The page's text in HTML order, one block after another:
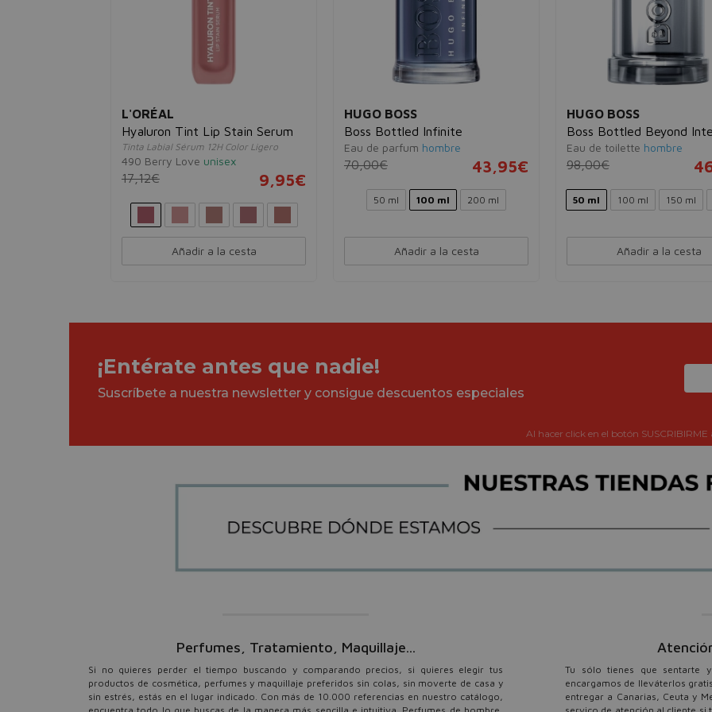
L'ORÉAL
Hyaluron Tint Lip Stain Serum
Tinta Labial Sérum 12H Color Ligero
490 Berry Love unisex
17,12€ 9,95€
Añadir a la cesta
HUGO BOSS
Boss Bottled Infinite
Eau de parfum hombre
70,00€ 43,95€
50 ml 100 ml 200 ml
Añadir a la cesta
HUGO BOSS
Boss Bottled Beyond
Eau de toilette hombre
98,00€
50 ml 100 ml 150 ml
Añadir a la cesta
¡Entérate antes que nadie!
Suscríbete a nuestra newsletter y consigue descuentos especiales
Al hacer click en el botón
Perfumes, Tratamiento, Maquillaje...
Si no quieres perder el tiempo buscando y comparando precios, si quieres elegir tus
productos de cosmética, perfumes y maquillaje preferidos sin colas, sin moverte de casa y
sin estrés, estás en el lugar indicado. Con más de 10.000 referencias en nuestro catálogo,
Tu sólo tienes que sentarte
encargamos de lleváterlos
entregar a Canarias, Ceuta y